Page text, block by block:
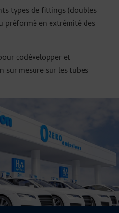
types de fittings (doubles
préformé en extrémité des
codévelopper et
sur mesure sur les tubes